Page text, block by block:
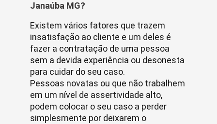
Janaúba MG?
Existem vários fatores que trazem
insatisfação ao cliente e um deles é
fazer a contratação de uma pessoa
sem a devida experiência ou desonesta
para cuidar do seu caso.
Pessoas novatas ou que não trabalhem
em um nível de assertividade alto,
podem colocar o seu caso a perder
simplesmente por deixarem o